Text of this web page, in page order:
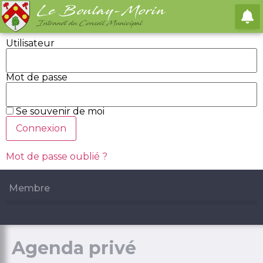
Le Boulay-Morin
Intranet du Conseil Municipal
Utilisateur
Mot de passe
Se souvenir de moi
Mot de passe oublié ?
Membre
Agenda privé